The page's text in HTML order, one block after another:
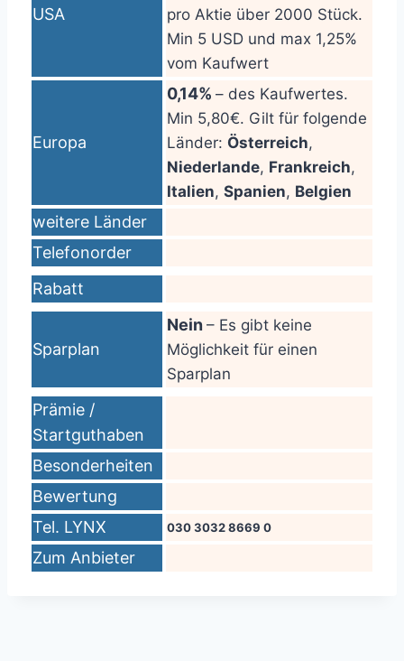
USA
pro Aktie über 2000 Stück.
Min 5 USD und max 1,25%
vom Kaufwert
Europa
0,14% – des Kaufwertes.
Min 5,80€. Gilt für folgende
Länder: Österreich,
Niederlande, Frankreich,
Italien, Spanien, Belgien
weitere Länder
Telefonorder
Rabatt
Sparplan
Nein – Es gibt keine
Möglichkeit für einen
Sparplan
Prämie /
Startguthaben
Besonderheiten
Bewertung
Tel. LYNX
030 3032 8669 0
Zum Anbieter